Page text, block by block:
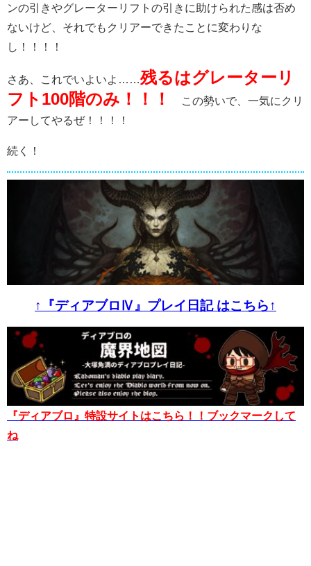
ンの引きやグレーターリフトの引きに助けられた感は否め
ないけど、それでもクリアーできたことに変わりな
し！！！！
さあ、これでいよいよ……残るはグレーターリ
フト100階のみ！！！
この勢いで、一気にクリ
アーしてやるぜ！！！！
続く！
↑『ディアブロⅣ』プレイ日記 はこちら↑
『ディアブロ』特設サイトはこちら！！ブックマークして
ね